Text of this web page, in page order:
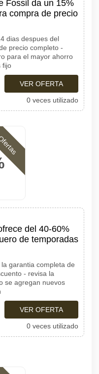
Fossil da un 15%
compra de precio
dias despues del
precio completo -
para el mayor ahorro
fijo
VER OFERTA
0 veces utilizado
del 40-60%
de temporadas
garantia completa de
- revisa la
se agregan nuevos
VER OFERTA
0 veces utilizado